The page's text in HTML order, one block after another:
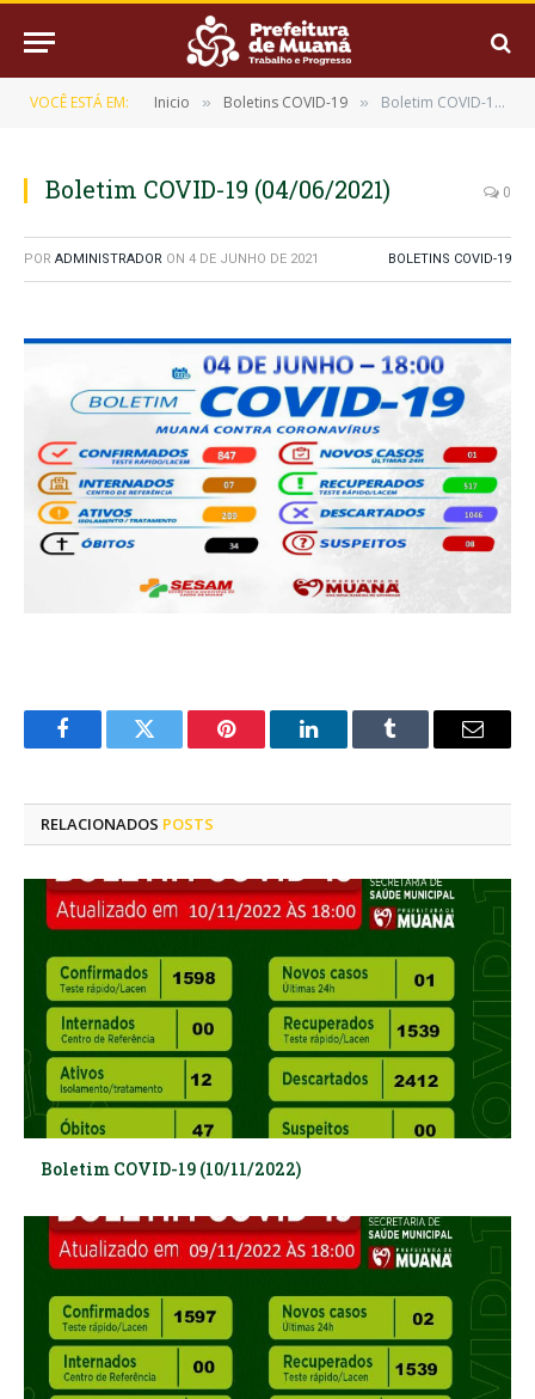
VOCÊ ESTÁ EM: Inicio » Boletins COVID-19 » Boletim COVID-19 (04/06/2021)
Boletim COVID-19 (04/06/2021) 0
POR ADMINISTRADOR ON 4 DE JUNHO DE 2021 BOLETINS COVID-19
FacebookTwitter Pinterest LinkedInTumblr
E-
RELACIONADOS POSTS
Boletim COVID-19 (10/11/2022)